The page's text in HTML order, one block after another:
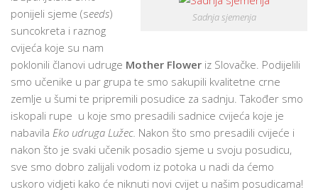
Sadnja sjemenja
ponijeli sjeme (seeds)
suncokreta i raznog
cvijeća koje su nam
poklonili članovi udruge Mother Flower iz Slovačke. Podijelili
smo učenike u par grupa te smo sakupili kvalitetne crne
zemlje u šumi te pripremili posudice za sadnju. Također smo
iskopali rupe u koje smo presadili sadnice cvijeća koje je
nabavila Eko udruga Lužec. Nakon što smo presadili cvijeće i
nakon što je svaki učenik posadio sjeme u svoju posudicu,
sve smo dobro zalijali vodom iz potoka u nadi da ćemo
uskoro vidjeti kako će niknuti novi cvijet u našim posudicama!